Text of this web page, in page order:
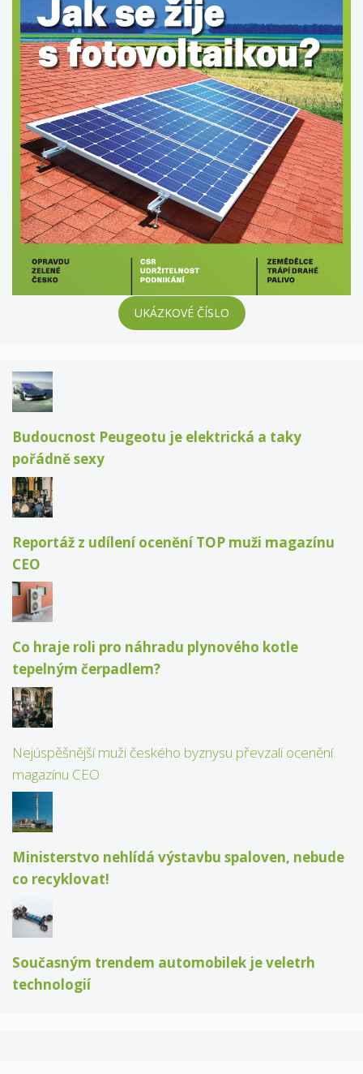
UKÁZKOVÉ ČÍSLO
Budoucnost Peugeotu je elektrická a taky
pořádně sexy
Reportáž z udílení ocenění TOP muži magazínu
CEO
Co hraje roli pro náhradu plynového kotle
tepelným čerpadlem?
Nejúspěšnější muži českého byznysu převzali ocenění
magazínu CEO
Ministerstvo nehlídá výstavbu spaloven, nebude
co recyklovat!
Současným trendem automobilek je veletrh
technologií